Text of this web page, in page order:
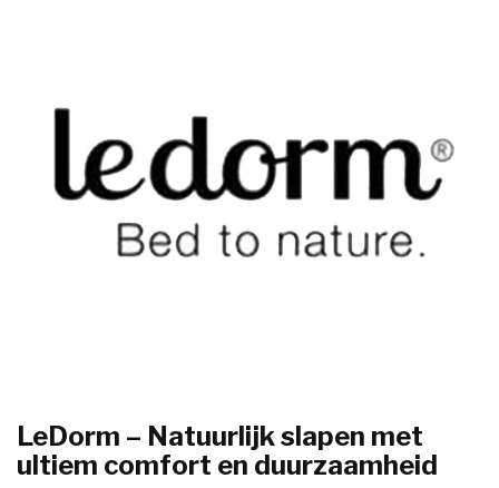
LeDorm – Natuurlijk slapen met
ultiem comfort en duurzaamheid